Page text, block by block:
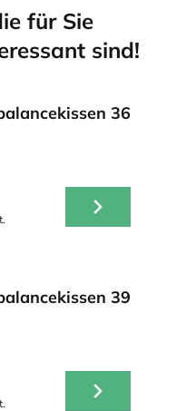
für Sie
sind!
36
39